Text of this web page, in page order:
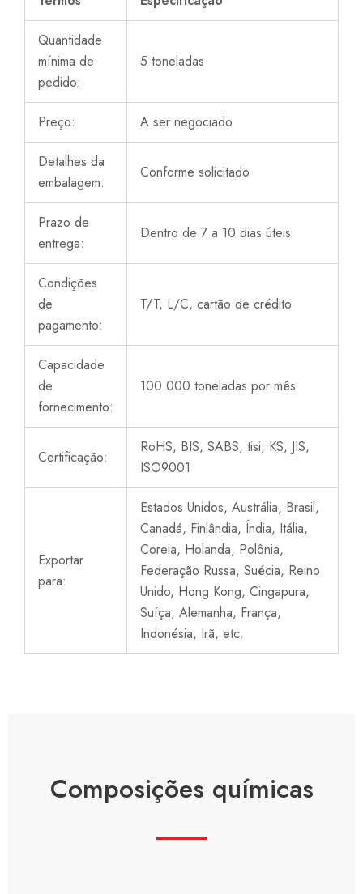
Quantidade
mínima de
pedido:
5 toneladas
Preço: A ser negociado
Detalhes da
embalagem:
Conforme solicitado
Prazo de
entrega:
Dentro de 7 a 10 dias úteis
Condições
de
pagamento:
T/T, L/C, cartão de crédito
Capacidade
de
fornecimento:
100.000 toneladas por mês
Certificação:
RoHS, BIS, SABS, tisi, KS, JIS,
ISO9001
Exportar
para:
Estados Unidos, Austrália, Brasil,
Canadá, Finlândia, Índia, Itália,
Coreia, Holanda, Polônia,
Federação Russa, Suécia, Reino
Unido, Hong Kong, Cingapura,
Suíça, Alemanha, França,
Indonésia, Irã, etc.
Composições químicas